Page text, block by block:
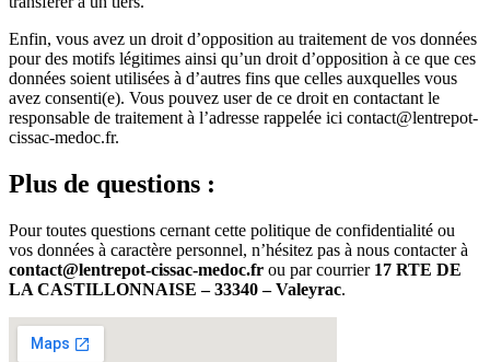
Enfin, vous avez un droit d’opposition au traitement de vos données
pour des motifs légitimes ainsi qu’un droit d’opposition à ce que ces
données soient utilisées à d’autres fins que celles auxquelles vous
avez consenti(e). Vous pouvez user de ce droit en contactant le
responsable de traitement à l’adresse rappelée ici contact@lentrepot-
cissac-medoc.fr.
Plus de questions :
Pour toutes questions cernant cette politique de confidentialité ou
vos données à caractère personnel, n’hésitez pas à nous contacter à
contact@lentrepot-cissac-medoc.fr ou par courrier 17 RTE DE
LA CASTILLONNAISE – 33340 – Valeyrac.